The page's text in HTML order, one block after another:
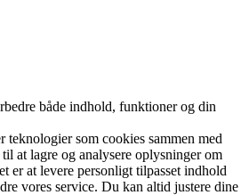
både indhold, funktioner og din
teknologier som cookies sammen med
at lagre og analysere oplysninger om
er at levere personligt tilpasset indhold
vores service. Du kan altid justere dine